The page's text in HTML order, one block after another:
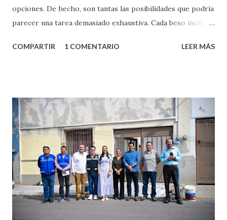
opciones. De hecho, son tantas las posibilidades que podría
parecer una tarea demasiado exhaustiva. Cada beso incita
partes de ti que jamás hubieras imaginado. El problema es
conoces ni la mitad de lo que deberías saber. Pero incluso
quienes ya han tenido relaciones sexuales no son expertos
o expertas en el tema. Siempre hay algo nuevo que
aprender y nuevas experiencias que conocer. Si eres una
chica y aún no has tenido relaciones sexuales, tal vez
pienses que el sexo será increíble y no puedas esperar para
experimentarlo, pero como cualquier persona con
experiencia te dirá, siempre es mejor cuando ambas partes
COMPARTIR 1 COMENTARIO LEER MÁS